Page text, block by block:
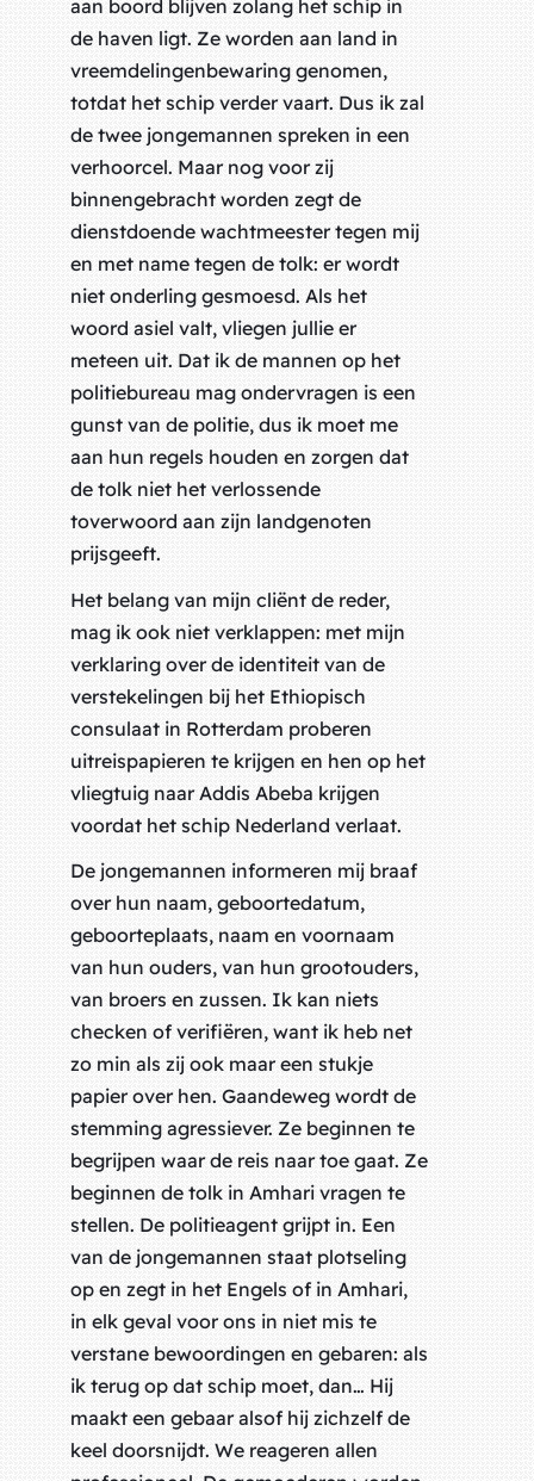
aan boord blijven zolang het schip in
de haven ligt. Ze worden aan land in
vreemdelingenbewaring genomen,
totdat het schip verder vaart. Dus ik zal
de twee jongemannen spreken in een
verhoorcel. Maar nog voor zij
binnengebracht worden zegt de
dienstdoende wachtmeester tegen mij
en met name tegen de tolk: er wordt
niet onderling gesmoesd. Als het
woord asiel valt, vliegen jullie er
meteen uit. Dat ik de mannen op het
politiebureau mag ondervragen is een
gunst van de politie, dus ik moet me
aan hun regels houden en zorgen dat
de tolk niet het verlossende
toverwoord aan zijn landgenoten
prijsgeeft.
Het belang van mijn cliënt de reder,
mag ik ook niet verklappen: met mijn
verklaring over de identiteit van de
verstekelingen bij het Ethiopisch
consulaat in Rotterdam proberen
uitreispapieren te krijgen en hen op het
vliegtuig naar Addis Abeba krijgen
voordat het schip Nederland verlaat.
De jongemannen informeren mij braaf
over hun naam, geboortedatum,
geboorteplaats, naam en voornaam
van hun ouders, van hun grootouders,
van broers en zussen. Ik kan niets
checken of verifiëren, want ik heb net
zo min als zij ook maar een stukje
papier over hen. Gaandeweg wordt de
stemming agressiever. Ze beginnen te
begrijpen waar de reis naar toe gaat. Ze
beginnen de tolk in Amhari vragen te
stellen. De politieagent grijpt in. Een
van de jongemannen staat plotseling
op en zegt in het Engels of in Amhari,
in elk geval voor ons in niet mis te
verstane bewoordingen en gebaren: als
ik terug op dat schip moet, dan… Hij
maakt een gebaar alsof hij zichzelf de
keel doorsnijdt. We reageren allen